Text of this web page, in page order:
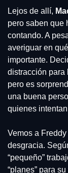
Lejos de allí,
pero saben que
contando. A
averiguar en
importante.
distracción para
pero es
una buena
quienes
Vemos a
desgracia.
“pequeño”
“planes” para